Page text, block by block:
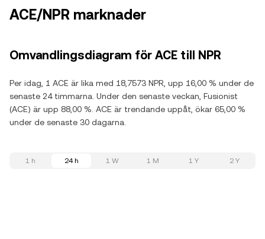
ACE/NPR marknader
Omvandlingsdiagram för ACE till NPR
Per idag, 1 ACE är lika med 18,7573 NPR, upp 16,00 % under de
senaste 24 timmarna. Under den senaste veckan, Fusionist
(ACE) är upp 88,00 %. ACE är trendande uppåt, ökar 65,00 %
under de senaste 30 dagarna.
1 h 24 h 1 W 1 M 1 Y 2 Y